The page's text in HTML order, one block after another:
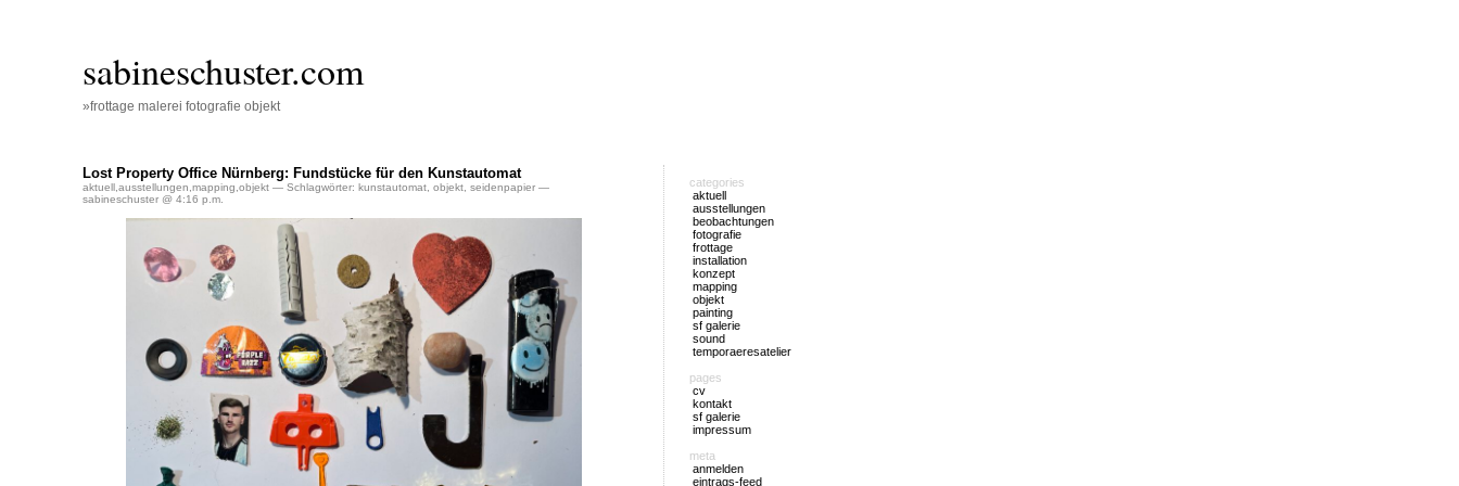
sabineschuster.com
»frottage malerei fotografie objekt
Lost Property Office Nürnberg: Fundstücke für den Kunstautomat
aktuell ausstellungen mapping objekt — Schlagwörter: kunstautomat objekt seidenpapier —
sabineschuster @ 4:16 p.m.
categories
aktuell
ausstellungen
beobachtungen
fotografie
frottage
installation
konzept
mapping
objekt
painting
sf galerie
sound
temporaeresatelier
pages
cv
kontakt
sf galerie
impressum
meta
anmelden
eintrags-feed